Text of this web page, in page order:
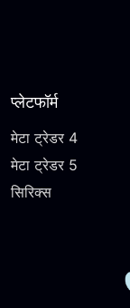
प्लेटफॉर्म
मेटा ट्रेडर 4
मेटा ट्रेडर 5
सिरिक्स